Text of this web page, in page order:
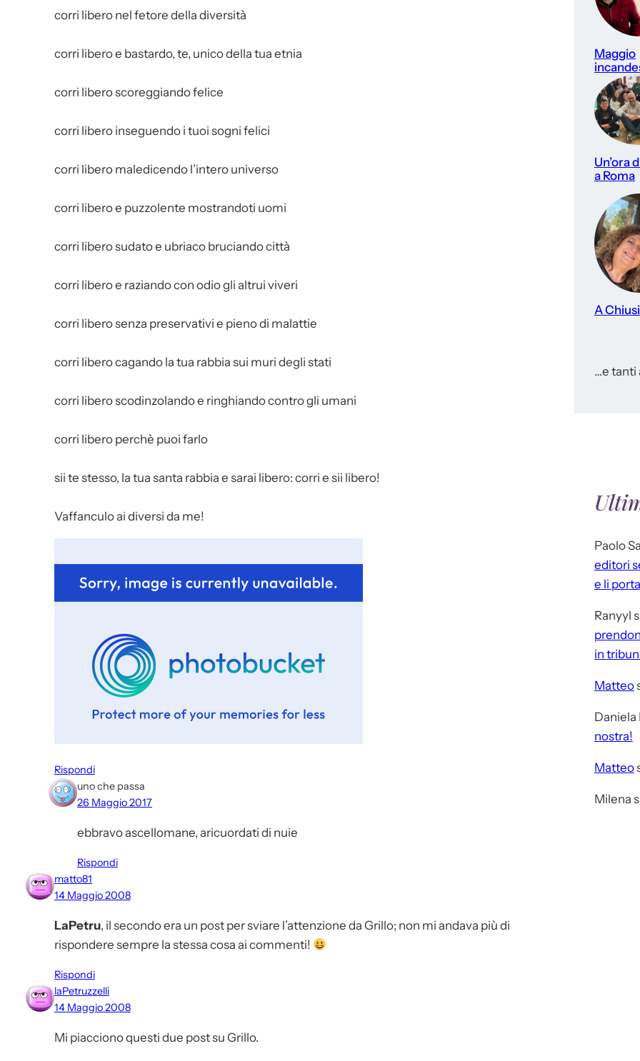
corri libero nel fetore della diversità
corri libero e bastardo, te, unico della tua etnia
corri libero scoreggiando felice
corri libero inseguendo i tuoi sogni felici
corri libero maledicendo l’intero universo
corri libero e puzzolente mostrandoti uomi
corri libero sudato e ubriaco bruciando città
corri libero e raziando con odio gli altrui viveri
corri libero senza preservativi e pieno di malattie
corri libero cagando la tua rabbia sui muri degli stati
corri libero scodinzolando e ringhiando contro gli umani
corri libero perchè puoi farlo
sii te stesso, la tua santa rabbia e sarai libero: corri e sii libero!
Vaffanculo ai diversi da me!
Rispondi
uno che passa
26 Maggio 2017
ebbravo ascellomane, aricuordati di nuie
Rispondi
matto81
14 Maggio 2008
LaPetru, il secondo era un post per sviare l’attenzione da Grillo; non mi andava più di
rispondere sempre la stessa cosa ai commenti!
Rispondi
laPetruzzelli
14 Maggio 2008
Mi piacciono questi due post su Grillo.
Maggio
Un’ora
a Roma
A Chiusi
…e tanti
Paolo
editori
e li
Ranyyl
in
Matteo
Daniela
nostra!
Matteo
Milena